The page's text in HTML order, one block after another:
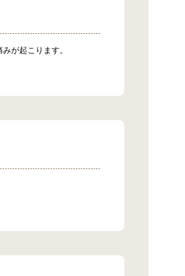
が起こります。